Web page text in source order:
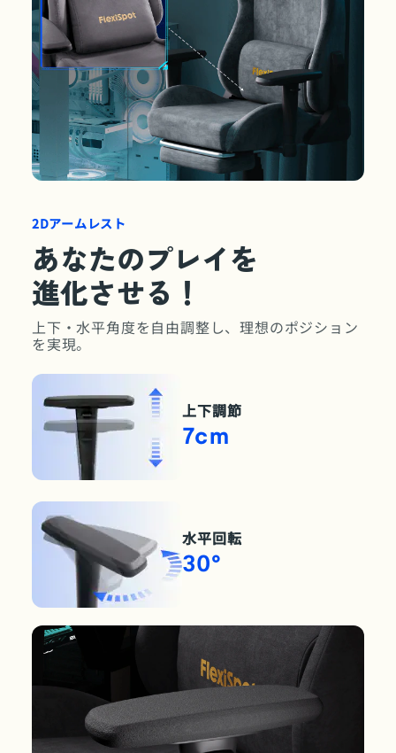
2Dアームレスト
あなたのプレイを
進化させる！
上下・水平角度を自由調整し、理想のポジション
を実現。
上下調節
7cm
水平回転
30°